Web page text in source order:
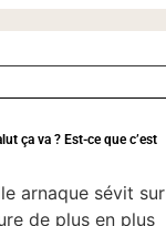
ça va ? Est-ce que c’est
arnaque sévit sur
de plus en plus